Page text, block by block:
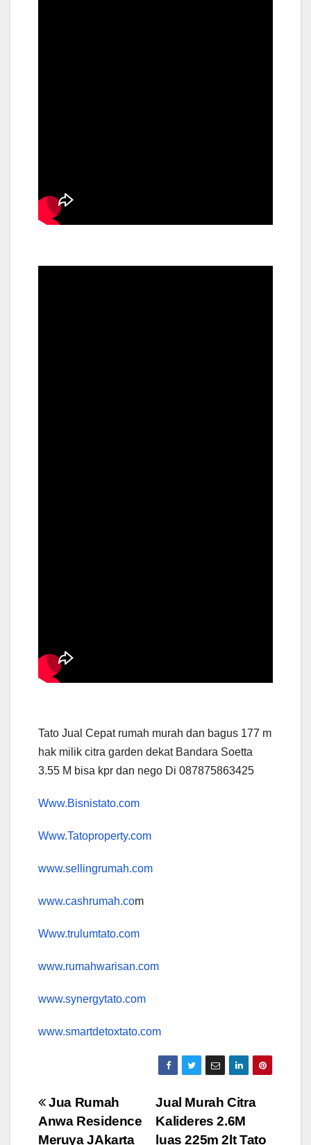
Tato Jual Cepat rumah murah dan bagus 177 m
hak milik citra garden dekat Bandara Soetta
3.55 M bisa kpr dan nego Di 087875863425
Www.Bisnistato.com
Www.Tatoproperty.com
www.sellingrumah.com
www.cashrumah.com
Www.trulumtato.com
www.rumahwarisan.com
www.synergytato.com
www.smartdetoxtato.com
Post
navigation
Jual Murah Citra
Kalideres 2.6M
luas 225m 2lt Tato
Jua Rumah
Anwa Residence
Meruya JAkarta